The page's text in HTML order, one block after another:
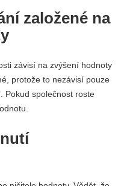
založené na
závisí na zvýšení hodnoty
protože to nezávisí pouze
Pokud společnost roste